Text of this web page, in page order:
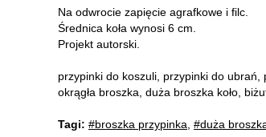
Na odwrocie zapięcie agrafkowe i filc.
Średnica koła wynosi 6 cm.
Projekt autorski.
przypinki do koszuli, przypinki do ubrań,
okrągła broszka, duża broszka koło,
Tagi: #broszka przypinka #duża